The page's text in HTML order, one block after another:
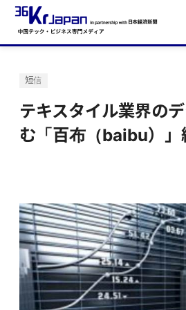
短信
テキスタイル業界の
む「百布（baibu）